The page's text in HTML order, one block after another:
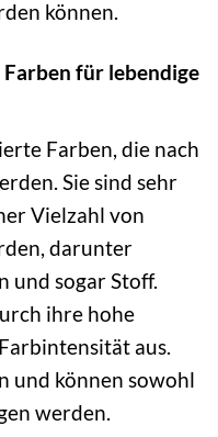
können.
für lebendige
Farben, die nach
Sie sind sehr
Vielzahl von
darunter
und sogar Stoff.
ihre hohe
aus.
und können sowohl
werden.